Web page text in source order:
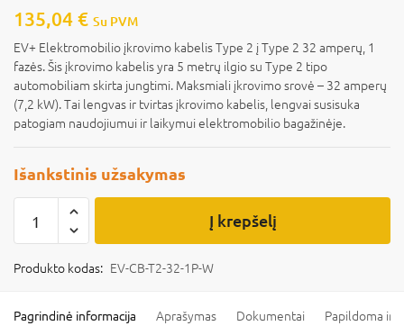
135,04€ Su PVM
EV+ Elektromobilio įkrovimo kabelis Type 2 į Type 2 32 amperų, 1
fazės. Šis įkrovimo kabelis yra 5 metrų ilgio su Type 2 tipo
automobiliam skirta jungtimi. Maksmiali įkrovimo srovė – 32 amperų
(7,2 kW). Tai lengvas ir tvirtas įkrovimo kabelis, lengvai susisuka
patogiam naudojiumui ir laikymui elektromobilio bagažinėje.
Išankstinis užsakymas
Į krepšelį
Produkto kodas: EV-CB-T2-32-1P-W
Pagrindinė informacija Aprašymas Dokumentai Papildoma